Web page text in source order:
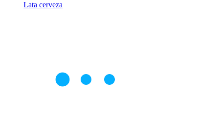
Lata cerveza